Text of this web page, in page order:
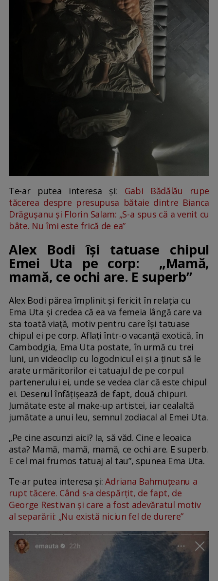
Te-ar putea interesa și: Gabi Bădălău rupe
tăcerea despre presupusa bătaie dintre Bianca
Drăgușanu și Florin Salam: „S-a spus că a venit cu
bâte. Nu îmi este frică de ea”
Alex Bodi își tatuase chipul
Emei Uta pe corp: „Mamă,
mamă, ce ochi are. E superb”
Alex Bodi părea împlinit și fericit în relația cu
Ema Uta și credea că ea va femeia lângă care va
sta toată viață, motiv pentru care își tatuase
chipul ei pe corp. Aflați într-o vacanță exotică, în
Cambodgia, Ema Uta postate, în urmă cu trei
luni, un videoclip cu logodnicul ei și a ținut să le
arate urmăritorilor ei tatuajul de pe corpul
partenerului ei, unde se vedea clar că este chipul
ei. Desenul înfățișează de fapt, două chipuri.
Jumătate este al make-up artistei, iar cealaltă
jumătate a unui leu, semnul zodiacal al Emei Uta.
„Pe cine ascunzi aici? Ia, să văd. Cine e leoaica
asta? Mamă, mamă, mamă, ce ochi are. E superb.
E cel mai frumos tatuaj al tau”, spunea Ema Uta.
Te-ar putea interesa și:Adriana Bahmuțeanu a
rupt tăcere. Când s-a despărțit, de fapt, de
George Restivan și care a fost adevăratul motiv
al separării: „Nu există niciun fel de durere”